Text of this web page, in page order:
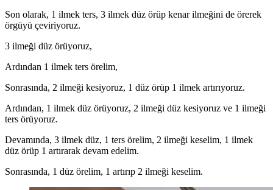
Son olarak, 1 ilmek ters, 3 ilmek düz örüp kenar ilmeğini de örerek
örgüyü çeviriyoruz.
3 ilmeği düz örüyoruz,
Ardından 1 ilmek ters örelim,
Sonrasında, 2 ilmeği kesiyoruz, 1 düz örüp 1 ilmek artırıyoruz.
Ardından, 1 ilmek düz örüyoruz, 2 ilmeği düz kesiyoruz ve 1 ilmeği
ters örüyoruz.
Devamında, 3 ilmek düz, 1 ters örelim, 2 ilmeği keselim, 1 ilmek
düz örüp 1 artırarak devam edelim.
Sonrasında, 1 düz örelim, 1 artırıp 2 ilmeği keselim.